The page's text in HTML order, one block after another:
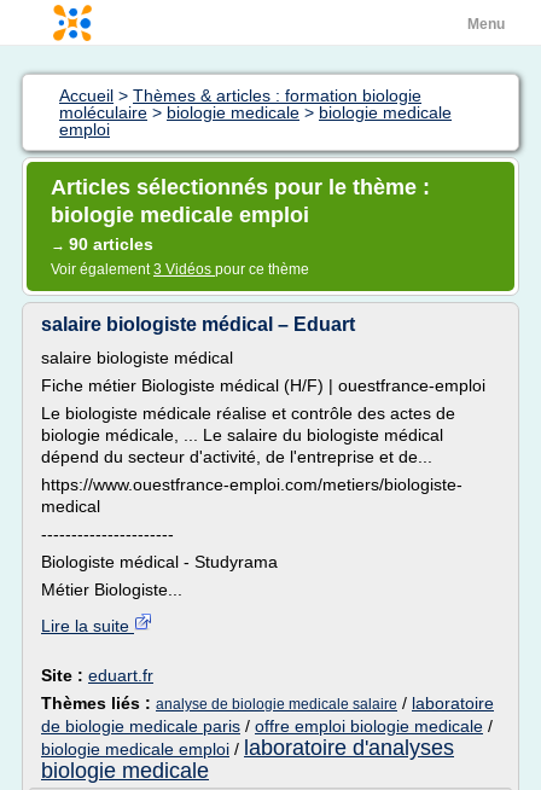
Menu
Accueil > Thèmes & articles : formation biologie
moléculaire > biologie medicale > biologie medicale
emploi
Articles sélectionnés pour le thème :
biologie medicale emploi
→ 90 articles
Voir également3 Vidéos pour ce thème
salaire biologiste médical – Eduart
salaire biologiste médical
Fiche métier Biologiste médical (H/F) | ouestfrance-emploi
Le biologiste médicale réalise et contrôle des actes de
biologie médicale, ... Le salaire du biologiste médical
dépend du secteur d'activité, de l'entreprise et de...
https://www.ouestfrance-emploi.com/metiers/biologiste-
medical
----------------------
Biologiste médical - Studyrama
Métier Biologiste...
Lire la suite
Site : eduart.fr
Thèmes liés : analyse de biologie medicale salaire / laboratoire
de biologie medicale paris / offre emploi biologie medicale /
biologie medicale emploi / laboratoire d'analyses
biologie medicale